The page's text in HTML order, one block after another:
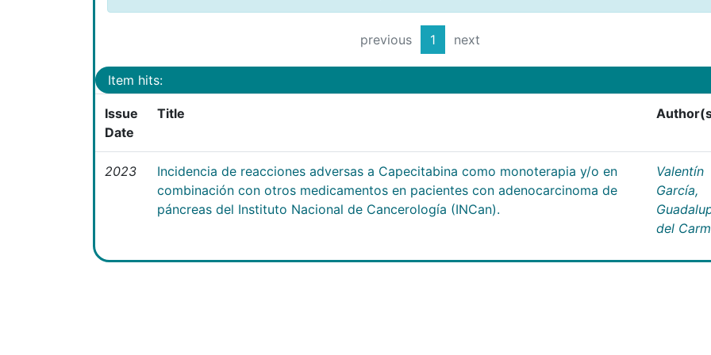
previous 1 next
Item hits:
Issue
Date
Title
2023
Incidencia de reacciones adversas a Capecitabina como monoterapia y/o en
combinación con otros medicamentos en pacientes con adenocarcinoma de
páncreas del Instituto Nacional de Cancerología (INCan).
Valentín
García,
del